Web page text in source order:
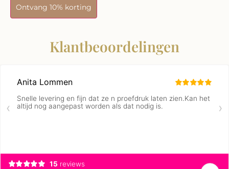
Ontvang 10% korting
Klantbeoordelingen